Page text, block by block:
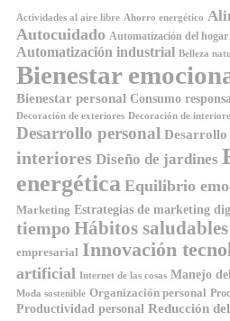
Actividades al aire libre Ahorro energético
Autocuidado Automatización del hogar
Automatización industrial Belleza
Bienestar
Bienestar personal Consumo
Decoración de exteriores Decoración de
Desarrollo personal Desarrollo
interiores Diseño de jardines
energética Equilibrio
Marketing Estrategias de marketing
tiempo Hábitos saludables
empresarial Innovación
artificial Internet de las cosas Manejo
Moda sostenible Organización personal
Productividad personal Reducción